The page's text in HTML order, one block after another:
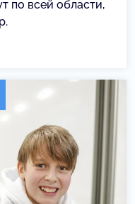
по всей области,